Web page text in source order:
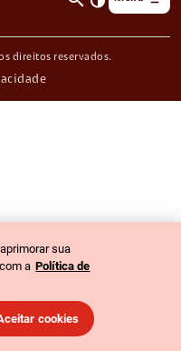
direitos reservados.
sua
a Política de
cookies